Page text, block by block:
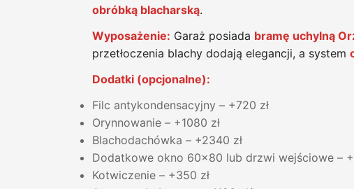
obróbką blacharską.
Wyposażenie: Garaż posiada bramę uchylną
przetłoczenia blachy dodają elegancji, a system
Dodatki (opcjonalne):
Filc antykondensacyjny – +720 zł
Orynnowanie – +1080 zł
Blachodachówka – +2340 zł
Dodatkowe okno 60x80 lub drzwi wejściowe –
Kotwiczenie – +350 zł